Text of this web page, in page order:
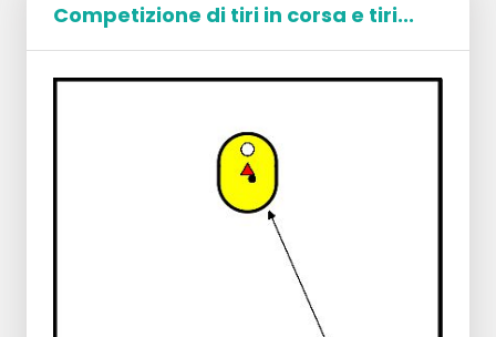
Posizionamento
Dividi i giocatori in due squadre.
Per ogni partita sono necessarie 3 o 4
I tiratori si trovano fuori dal settore e per
ogni squadra c'è un rimbalzista nel settore
I tiratori cercano di segnare da fuori il
settore per raggiungere il più rapidamente
Competizione di tiri in corsa e tiri...